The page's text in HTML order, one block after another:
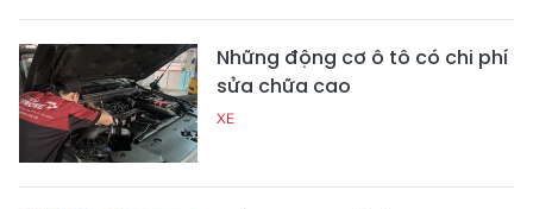
Những động cơ ô tô có chi phí
sửa chữa cao
XE